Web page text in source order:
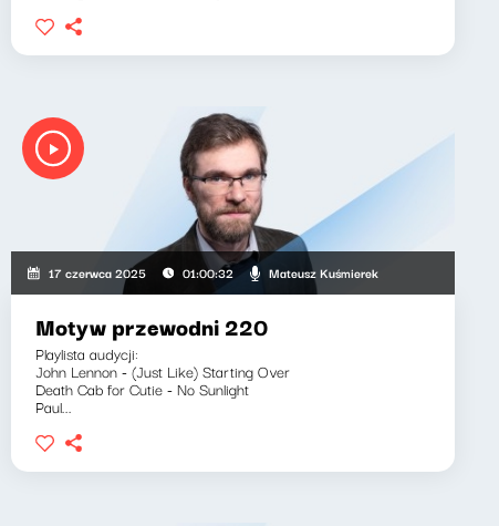
17 czerwca 2025 01:00:32 Mateusz Kuśmierek
Motyw przewodni 220
Playlista audycji:
John Lennon - (Just Like) Starting Over
Death Cab for Cutie - No Sunlight
Paul...